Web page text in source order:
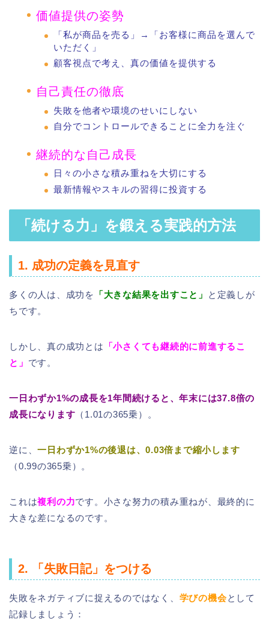
価値提供の姿勢
「私が商品を売る」→「お客様に商品を選んで
いただく」
顧客視点で考え、真の価値を提供する
自己責任の徹底
失敗を他者や環境のせいにしない
自分でコントロールできることに全力を注ぐ
継続的な自己成長
日々の小さな積み重ねを大切にする
最新情報やスキルの習得に投資する
「続ける力」を鍛える実践的方法
1. 成功の定義を見直す
多くの人は、成功を 「大きな結果を出すこと」
と定義しが
ちです。
しかし、真の成功とは 「小さくても継続的に前進するこ
と」 です。
一日わずか1%の成長を1年間続けると、年末には37.8倍の
成長になります （1.01の365乗）。
逆に、一日わずか1%の後退は、0.03倍まで縮小します
（0.99の365乗）。
これは複利の力です。小さな努力の積み重ねが、最終的に
大きな差になるのです。
2. 「失敗日記」をつける
失敗をネガティブに捉えるのではなく、 学びの機会として
記録しましょう：